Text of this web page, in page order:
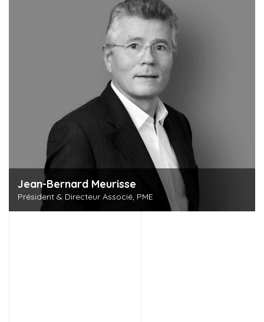
Jean-Bernard Meurisse
Président & Directeur Associé, PME